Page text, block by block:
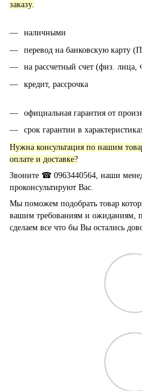
заказу.
наличными
перевод на банковскую карту
на рассчетный счет (физ.
кредит, рассрочка
официальная гарантия от
срок гарантии в
Нужна консультация по нашим
оплате и доставке?
Звоните ☎ 0963440564, наши
проконсультируют Вас.
Мы поможем подобрать товар
вашим требованиям и ожиданиям,
сделаем все что бы Вы остались